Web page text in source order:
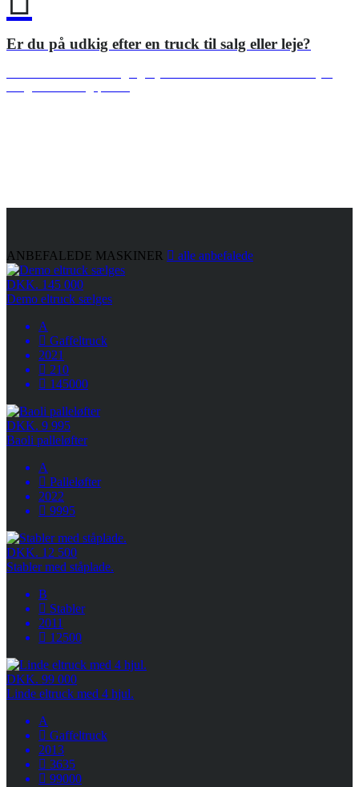
Er du på udkig efter en truck til salg eller leje?
ANBEFALEDE MASKINER alle anbefalede
DKK. 145 000
Demo eltruck sælges
A
Gaffeltruck
2021
210
145000
DKK. 9 995
Baoli palleløfter
A
Palleløfter
2022
9995
DKK. 12 500
Stabler med ståplade.
B
Stabler
2011
12500
DKK. 99 000
Linde eltruck med 4 hjul.
A
Gaffeltruck
2013
3635
99000